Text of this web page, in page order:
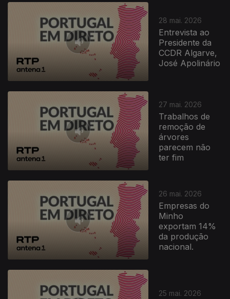
28 mai. 2026
Entrevista ao
Presidente da
CCDR Algarve,
José Apolinário
27 mai. 2026
Trabalhos de
remoção de
árvores
parecem não
ter fim
26 mai. 2026
Empresas do
Minho
exportam 14%
da produção
nacional.
25 mai. 2026